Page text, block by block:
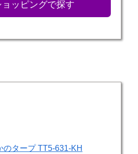
ッピングで探す
のタープ TT5-631-KH